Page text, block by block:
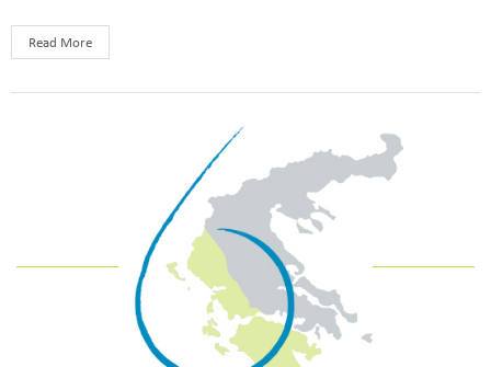
Read More